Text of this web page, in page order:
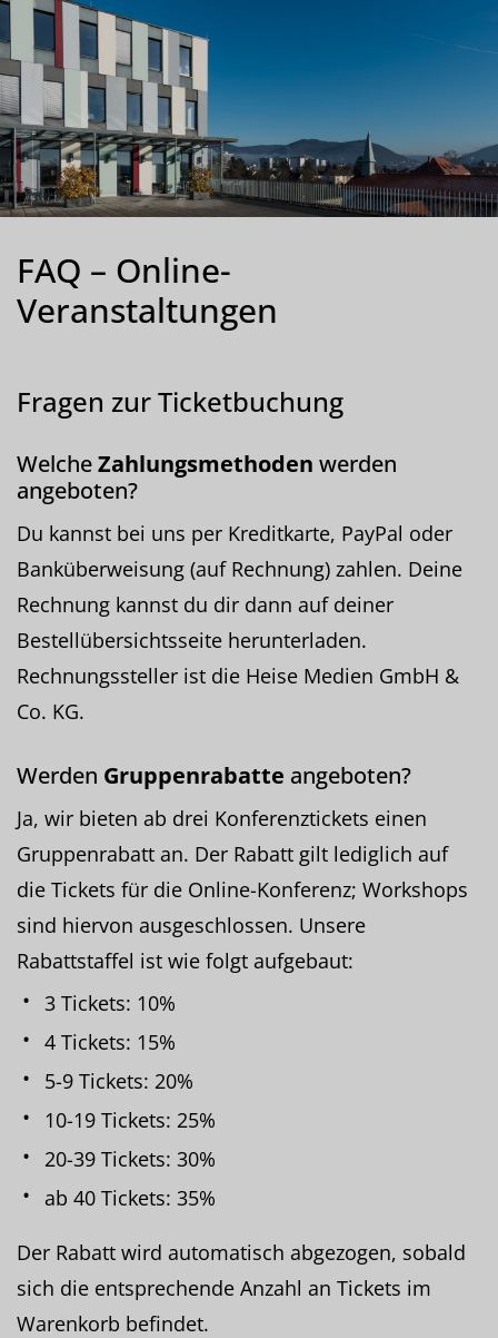
FAQ – Online-
Veranstaltungen
Fragen zur Ticketbuchung
WelcheZahlungsmethoden werden
angeboten?
Du kannst bei uns per Kreditkarte, PayPal oder
Banküberweisung (auf Rechnung) zahlen. Deine
Rechnung kannst du dir dann auf deiner
Bestellübersichtsseite herunterladen.
Rechnungssteller ist die Heise Medien GmbH &
Co. KG.
Werden Gruppenrabatte angeboten?
Ja, wir bieten ab drei Konferenztickets einen
Gruppenrabatt an. Der Rabatt gilt lediglich auf
die Tickets für die Online-Konferenz; Workshops
sind hiervon ausgeschlossen. Unsere
Rabattstaffel ist wie folgt aufgebaut:
3 Tickets: 10%
4 Tickets: 15%
5-9 Tickets: 20%
10-19 Tickets: 25%
20-39 Tickets: 30%
ab 40 Tickets: 35%
Der Rabatt wird automatisch abgezogen, sobald
sich die entsprechende Anzahl an Tickets im
Warenkorb befindet.